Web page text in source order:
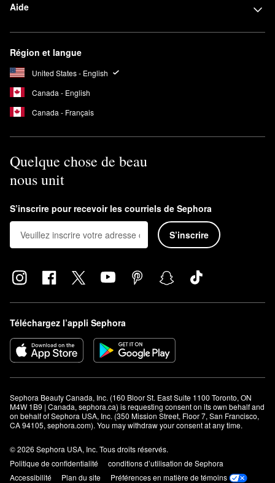
Aide
Région et langue
United States - English
Canada - English
Canada - Français
Quelque chose de beau
nous unit
S’inscrire pour recevoir les courriels de Sephora
S’inscrire
Téléchargez l’appli Sephora
Sephora Beauty Canada, Inc. (160 Bloor St. East Suite 1100 Toronto, ON
M4W 1B9 | Canada, sephora.ca) is requesting consent on its own behalf and
on behalf of Sephora USA, Inc. (350 Mission Street, Floor 7, San Francisco,
CA 94105, sephora.com). You may withdraw your consent at any time.
© 2026 Sephora USA, Inc. Tous droits réservés.
Politique de confidentialité
conditions d’utilisation de Sephora
Accessibilité
Plan du site Préférences en matière de témoins